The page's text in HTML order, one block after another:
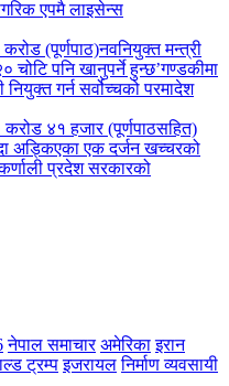
एपमै लाइसेन्स
(पूर्णपाठ)नवनियुक्त मन्त्री
पनि खानुपर्ने हुन्छ’गण्डकीमा
गर्न सर्वोच्चको परमादेश
४१ हजार (पूर्णपाठसहित)
अड्किएका एक दर्जन खच्चरको
प्रदेश सरकारको
नेपाल समाचार अमेरिका इरान
ट्रम्प इजरायल निर्माण व्यवसायी